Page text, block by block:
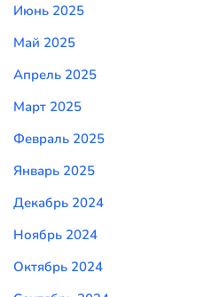
Июнь 2025
Май 2025
Апрель 2025
Март 2025
Февраль 2025
Январь 2025
Декабрь 2024
Ноябрь 2024
Октябрь 2024